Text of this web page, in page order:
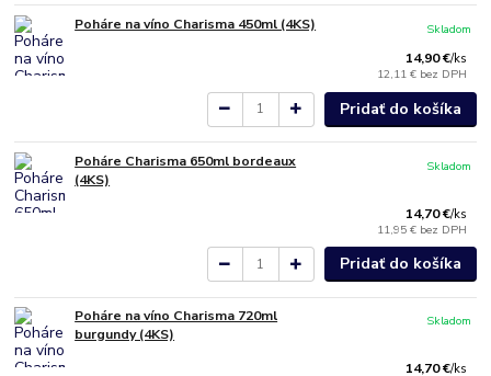
Poháre na víno Charisma 450ml (4KS)
14,90 €/ks
12,11 € bez DPH
Skladom
Pridať do košíka
Poháre Charisma 650ml bordeaux
(4KS)
14,70 €/ks
11,95 € bez DPH
Skladom
Pridať do košíka
Poháre na víno Charisma 720ml
burgundy (4KS)
14,70 €/ks
Skladom